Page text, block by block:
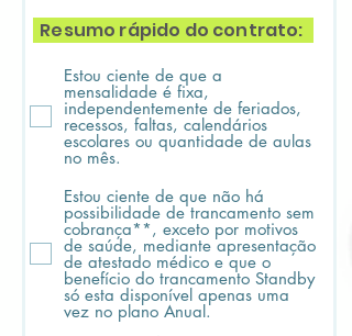
Resumo rápido do contrato:
Estou ciente de que a
mensalidade é fixa,
independentemente de feriados,
recessos, faltas, calendários
escolares ou quantidade de aulas
no mês.
Estou ciente de que não há
possibilidade de trancamento sem
cobrança**, exceto por motivos
de saúde, mediante apresentação
de atestado médico e que o
benefício do trancamento Standby
só esta disponível apenas uma
vez no plano Anual.